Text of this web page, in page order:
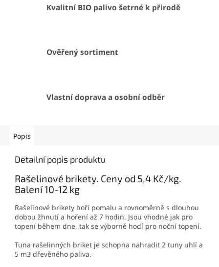
Kvalitní BIO palivo šetrné k přirodě
Ověřený sortiment
Vlastní doprava a osobní odběr
Popis
Detailní popis produktu
Rašelinové brikety. Ceny od 5,4 Kč/kg.
Balení 10-12 kg
Rašelinové brikety hoří pomalu a rovnoměrně s dlouhou
dobou žhnutí a hoření až 7 hodin. Jsou vhodné jak pro
topení během dne, tak se výborně hodí pro noční topení.
Tuna rašelinných briket je schopna nahradit 2 tuny uhlí a
5 m3 dřevěného paliva.